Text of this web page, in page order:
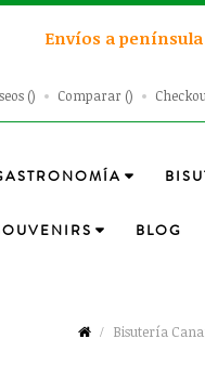
Envíos a
Comparar
BLOG
Bisutería